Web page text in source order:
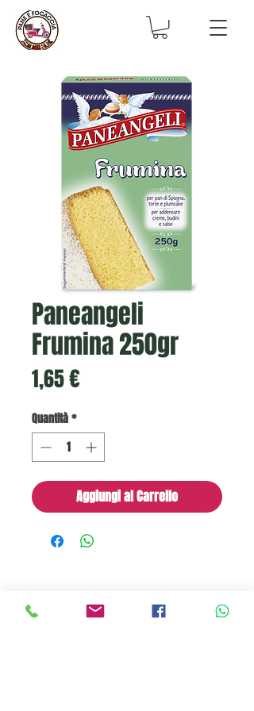
Paneangeli
Frumina 250gr
1,65 €Prezzo
Quantità*
Aggiungi al Carrello